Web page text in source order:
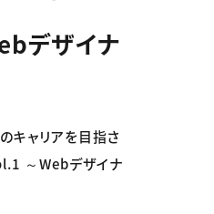
デザイナ
キャリアを目指さ
～Webデザイナ